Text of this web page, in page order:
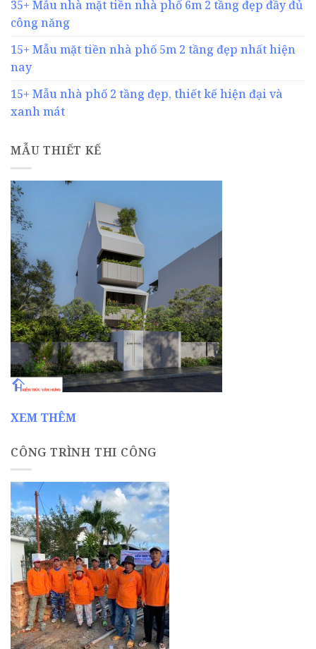
35+ Mẫu nhà mặt tiền nhà phố 6m 2 tầng đẹp đầy đủ
công năng
15+ Mẫu mặt tiền nhà phố 5m 2 tầng đẹp nhất hiện
nay
15+ Mẫu nhà phố 2 tầng đẹp, thiết kế hiện đại và
xanh mát
MẪU THIẾT KẾ
XEM THÊM
CÔNG TRÌNH THI CÔNG